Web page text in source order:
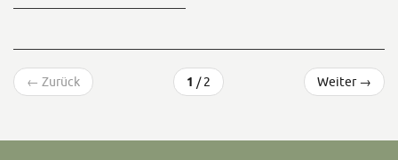
← Zurück 1 / 2 Weiter→